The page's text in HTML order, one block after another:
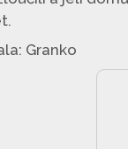
Granko